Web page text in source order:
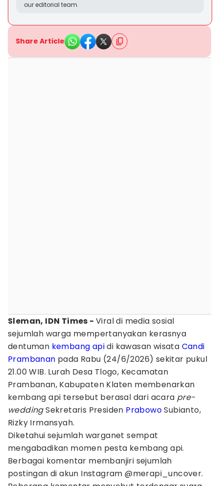
our editorial team.
Share Article
Sleman, IDN Times - Viral di media sosial
sejumlah warga mempertanyakan kerasnya
dentuman kembang apidi kawasan wisata Candi
Prambanan pada Rabu (24/6/2026) sekitar pukul
21.00 WIB. Lurah Desa Tlogo, Kecamatan
Prambanan, Kabupaten Klaten membenarkan
kembang api tersebut berasal dari acara pre-
weddingSekretaris Presiden PrabowoSubianto,
Rizky Irmansyah.
Diketahui sejumlah warganet sempat
mengabadikan momen pesta kembang api.
Berbagai komentar membanjiri sejumlah
postingan di akun Instagram @merapi_uncover.